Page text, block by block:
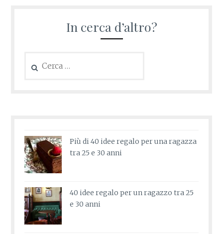
In cerca d’altro?
per:
Più di 40 idee regalo per una ragazza
tra 25 e 30 anni
40 idee regalo per un ragazzo tra 25
e 30 anni